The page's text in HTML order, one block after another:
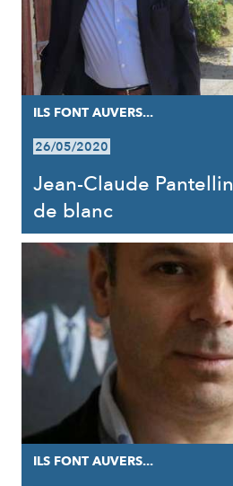
ILS FONT AUVERS...
26/05/2020
Jean-Claude
de blanc
ILS FONT AUVERS...